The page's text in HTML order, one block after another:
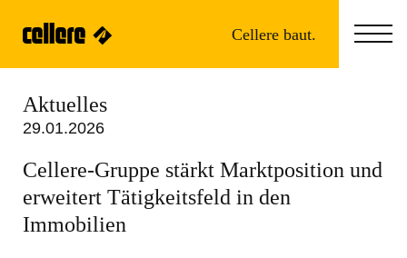
Cellere baut.
Aktuelles
29.01.2026
Cellere-Gruppe stärkt Marktposition und
erweitert Tätigkeitsfeld in den
Immobilien